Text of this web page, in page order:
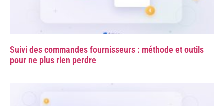
Suivi des commandes fournisseurs : méthode et outils
pour ne plus rien perdre